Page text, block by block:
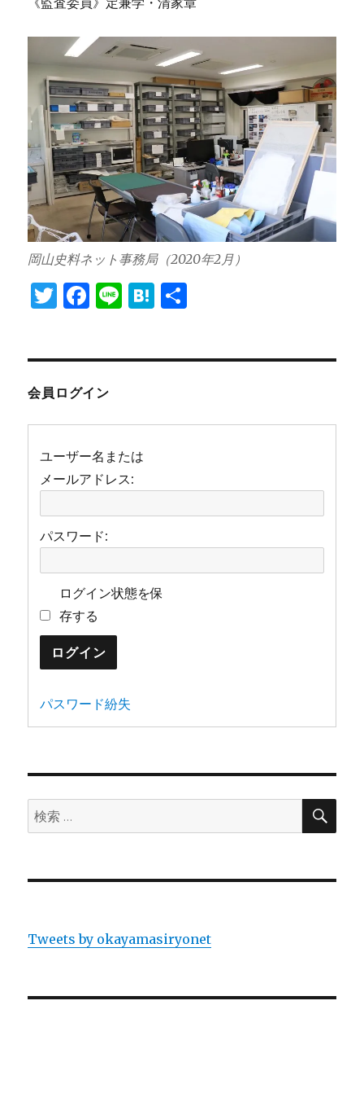
岡山史料ネット事務局（2020年2月）
T
r
F
b
o
o
k
Li H
会員ログイン
ユーザー名または
メールアドレス:
パスワード:
ログイン状態を保
存する
ログイン
パスワード紛失
検
索:
検
Tweets by okayamasiryonet